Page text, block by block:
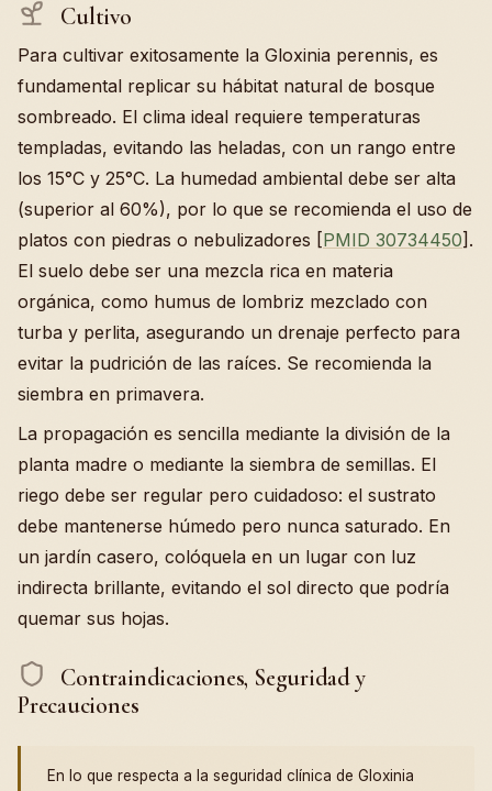
Cultivo
Para cultivar exitosamente la Gloxinia perennis, es
fundamental replicar su hábitat natural de bosque
sombreado. El clima ideal requiere temperaturas
templadas, evitando las heladas, con un rango entre
los 15°C y 25°C. La humedad ambiental debe ser alta
(superior al 60%), por lo que se recomienda el uso de
platos con piedras o nebulizadores [PMID 30734450].
El suelo debe ser una mezcla rica en materia
orgánica, como humus de lombriz mezclado con
turba y perlita, asegurando un drenaje perfecto para
evitar la pudrición de las raíces. Se recomienda la
siembra en primavera.
La propagación es sencilla mediante la división de la
planta madre o mediante la siembra de semillas. El
riego debe ser regular pero cuidadoso: el sustrato
debe mantenerse húmedo pero nunca saturado. En
un jardín casero, colóquela en un lugar con luz
indirecta brillante, evitando el sol directo que podría
quemar sus hojas.
Contraindicaciones, Seguridad y
Precauciones
En lo que respecta a la seguridad clínica de Gloxinia